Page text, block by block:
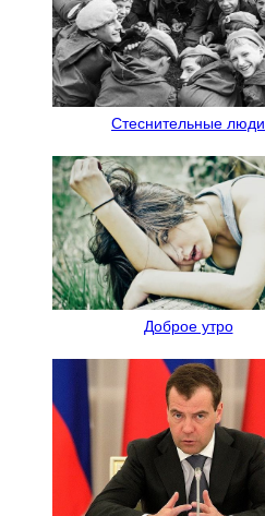
Стеснительные люди
Доброе утро